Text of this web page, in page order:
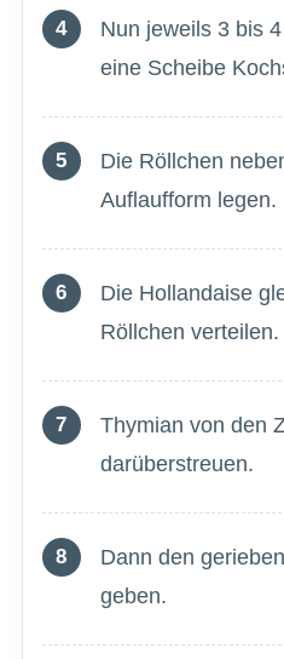
Nun jeweils 3 bis
eine Scheibe
Die Röllchen
Auflaufform legen.
Die Hollandaise
Röllchen verteilen.
Thymian von den
darüberstreuen.
Dann den
geben.